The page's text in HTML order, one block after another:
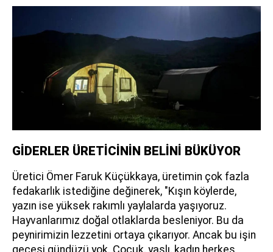
GİDERLER ÜRETİCİNİN BELİNİ BÜKÜYOR
Üretici Ömer Faruk Küçükkaya, üretimin çok fazla
fedakarlık istediğine değinerek, "Kışın köylerde,
yazın ise yüksek rakımlı yaylalarda yaşıyoruz.
Hayvanlarımız doğal otlaklarda besleniyor. Bu da
peynirimizin lezzetini ortaya çıkarıyor. Ancak bu işin
gecesi gündüzü yok. Çocuk, yaşlı, kadın herkes